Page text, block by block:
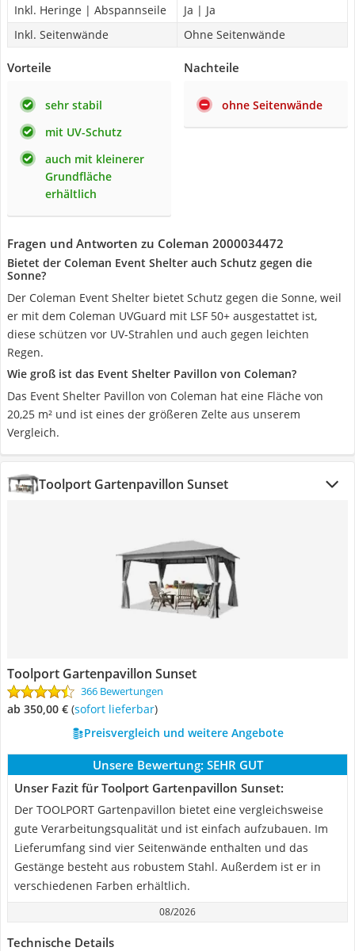
Inkl. Heringe | Abspannseile
Ja | Ja
Inkl. Seitenwände
Ohne Seitenwände
Vorteile
sehr stabil
mit UV-Schutz
auch mit kleinerer
Grundfläche
erhältlich
Nachteile
ohne Seitenwände
Fragen und Antworten zu Coleman 2000034472
Bietet der Coleman Event Shelter auch Schutz gegen die
Sonne?
Der Coleman Event Shelter bietet Schutz gegen die Sonne, weil
er mit dem Coleman UVGuard mit LSF 50+ ausgestattet ist,
diese schützen vor UV-Strahlen und auch gegen leichten
Regen.
Wie groß ist das Event Shelter Pavillon von Coleman?
Das Event Shelter Pavillon von Coleman hat eine Fläche von
20,25 m² und ist eines der größeren Zelte aus unserem
Vergleich.
Toolport Gartenpavillon Sunset
Toolport Gartenpavillon Sunset
366 Bewertungen
ab 350,00 € ( Sofort lieferbar)
Preisvergleich und weitere Angebote
Unsere Bewertung: SEHR GUT
Unser Fazit für Toolport Gartenpavillon Sunset:
Der TOOLPORT Gartenpavillon bietet eine vergleichsweise
gute Verarbeitungsqualität und ist einfach aufzubauen. Im
Lieferumfang sind vier Seitenwände enthalten und das
Gestänge besteht aus robustem Stahl. Außerdem ist er in
verschiedenen Farben erhältlich.
08/2026
Technische Details